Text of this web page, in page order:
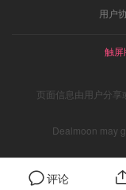
评论
用户
触屏
页面信息由用户分
Dealmoon may